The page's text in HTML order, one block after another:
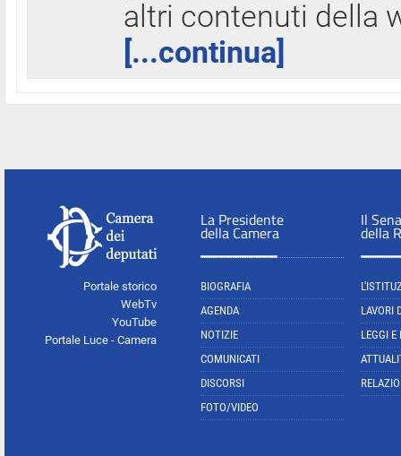
altri contenuti della
[...continua]
Portale storico
WebTv
YouTube
Portale Luce - Camera
La Presidente
della Camera
BIOGRAFIA
AGENDA
NOTIZIE
COMUNICATI
DISCORSI
FOTO/VIDEO
Il
della
LAVORI
LEGGI E